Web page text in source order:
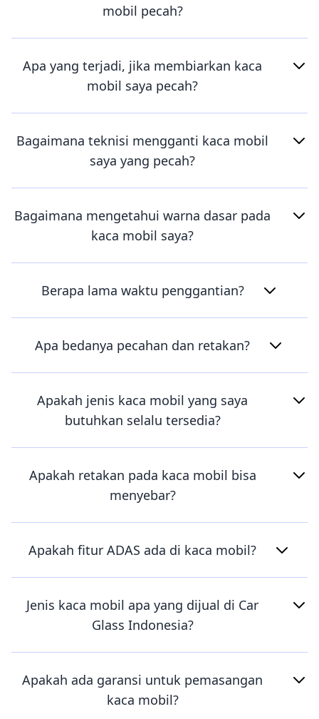
mobil pecah?
Apa yang terjadi, jika membiarkan kaca
mobil saya pecah?
Bagaimana teknisi mengganti kaca mobil
saya yang pecah?
Bagaimana mengetahui warna dasar pada
kaca mobil saya?
Berapa lama waktu penggantian?
Apa bedanya pecahan dan retakan?
Apakah jenis kaca mobil yang saya
butuhkan selalu tersedia?
Apakah retakan pada kaca mobil bisa
menyebar?
Apakah fitur ADAS ada di kaca mobil?
Jenis kaca mobil apa yang dijual di Car
Glass Indonesia?
Apakah ada garansi untuk pemasangan
kaca mobil?